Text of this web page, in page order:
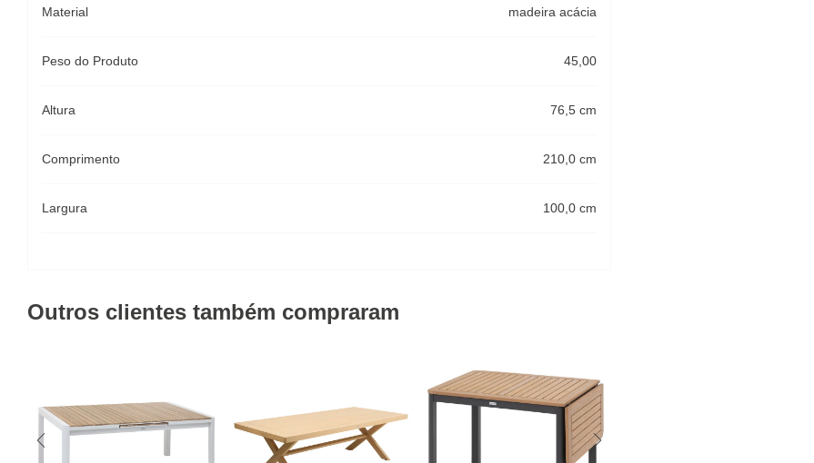
Material madeira acácia
Peso do Produto 45,00
Altura 76,5 cm
Comprimento 210,0 cm
Largura 100,0 cm
Outros clientes também compraram